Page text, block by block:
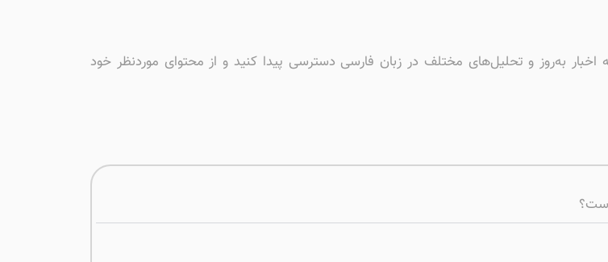
اخبار به‌روز و تحلیل‌های مختلف در زبان فارسی دسترسی پیدا کنید و از محتوای موردنظر خود